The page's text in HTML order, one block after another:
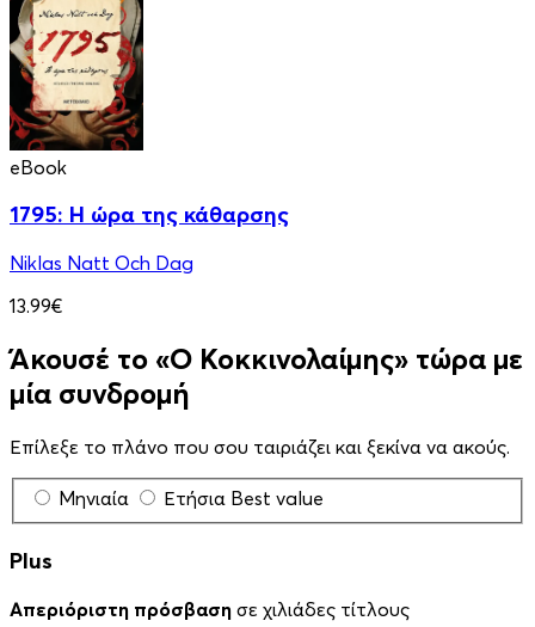
eBook
1795: Η ώρα της κάθαρσης
Niklas Natt Och Dag
13.99€
Άκουσέ το «Ο Κοκκινολαίμης» τώρα με
μία συνδρομή
Επίλεξε το πλάνο που σου ταιριάζει και ξεκίνα να ακούς.
Μηνιαία Ετήσια Best value
Plus
Απεριόριστη πρόσβαση σε χιλιάδες τίτλους